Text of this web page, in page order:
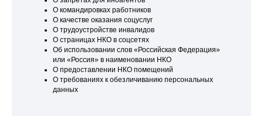
О командировках работников
О качестве оказания соцуслуг
О трудоустройстве инвалидов
О страницах НКО в соцсетях
Об использовании слов «Российская Федерация»
или «Россия» в наименовании НКО
О предоставлении НКО помещений
О требованиях к обезличиванию персональных
данных